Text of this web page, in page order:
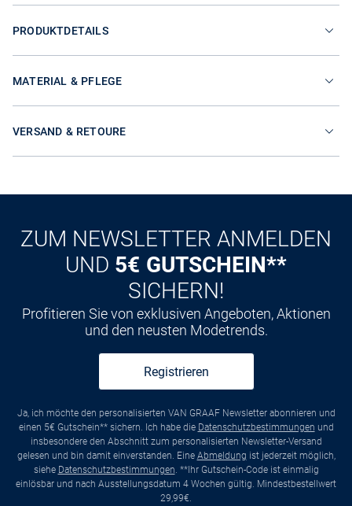
PRODUKTDETAILS
MATERIAL & PFLEGE
VERSAND & RETOURE
ZUM NEWSLETTER ANMELDEN
UND 5€ GUTSCHEIN**
SICHERN!
Profitieren Sie von exklusiven Angeboten, Aktionen
und den neusten Modetrends.
Registrieren
Ja, ich möchte den personalisierten VAN GRAAF Newsletter abonnieren und
einen 5€ Gutschein** sichern. Ich habe die Datenschutzbestimmungen und
insbesondere den Abschnitt zum personalisierten Newsletter-Versand
gelesen und bin damit einverstanden. Eine Abmeldung ist jederzeit möglich,
siehe Datenschutzbestimmungen. **Ihr Gutschein-Code ist einmalig
einlösbar und nach Ausstellungsdatum 4 Wochen gültig. Mindestbestellwert
29,99€.